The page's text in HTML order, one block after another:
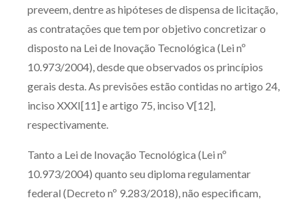
preveem, dentre as hipóteses de dispensa de licitação,
as contratações que tem por objetivo concretizar o
disposto na Lei de Inovação Tecnológica (Lei nº
10.973/2004), desde que observados os princípios
gerais desta. As previsões estão contidas no artigo 24,
inciso XXXI[11] e artigo 75, inciso V[12],
respectivamente.
Tanto a Lei de Inovação Tecnológica (Lei nº
10.973/2004) quanto seu diploma regulamentar
federal (Decreto nº 9.283/2018), não especificam,